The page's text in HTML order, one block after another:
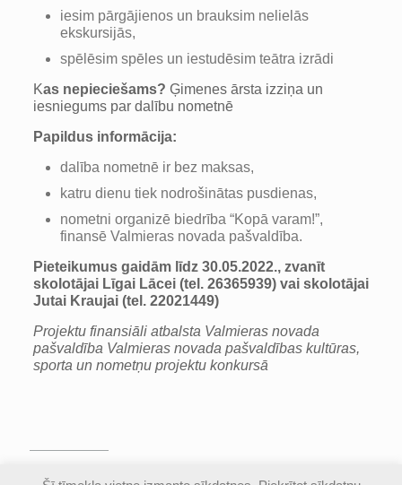
iesim pārgājienos un brauksim nelielās
ekskursijās,
spēlēsim spēles un iestudēsim teātra izrādi
Kas nepieciešams? Ģimenes ārsta izziņa un
iesniegums par dalību nometnē
Papildus informācija:
dalība nometnē ir bez maksas,
katru dienu tiek nodrošinātas pusdienas,
nometni organizē biedrība “Kopā varam!”,
finansē Valmieras novada pašvaldība.
Pieteikumus gaidām līdz 30.05.2022., zvanīt
skolotājai Līgai Lācei (tel. 26365939) vai skolotājai
Jutai Kraujai (tel. 22021449)
Projektu finansiāli atbalsta Valmieras novada
pašvaldība Valmieras novada pašvaldības kultūras,
sporta un nometņu projektu konkursā
© Valmieras Gaujas krasta vidusskola | Visas